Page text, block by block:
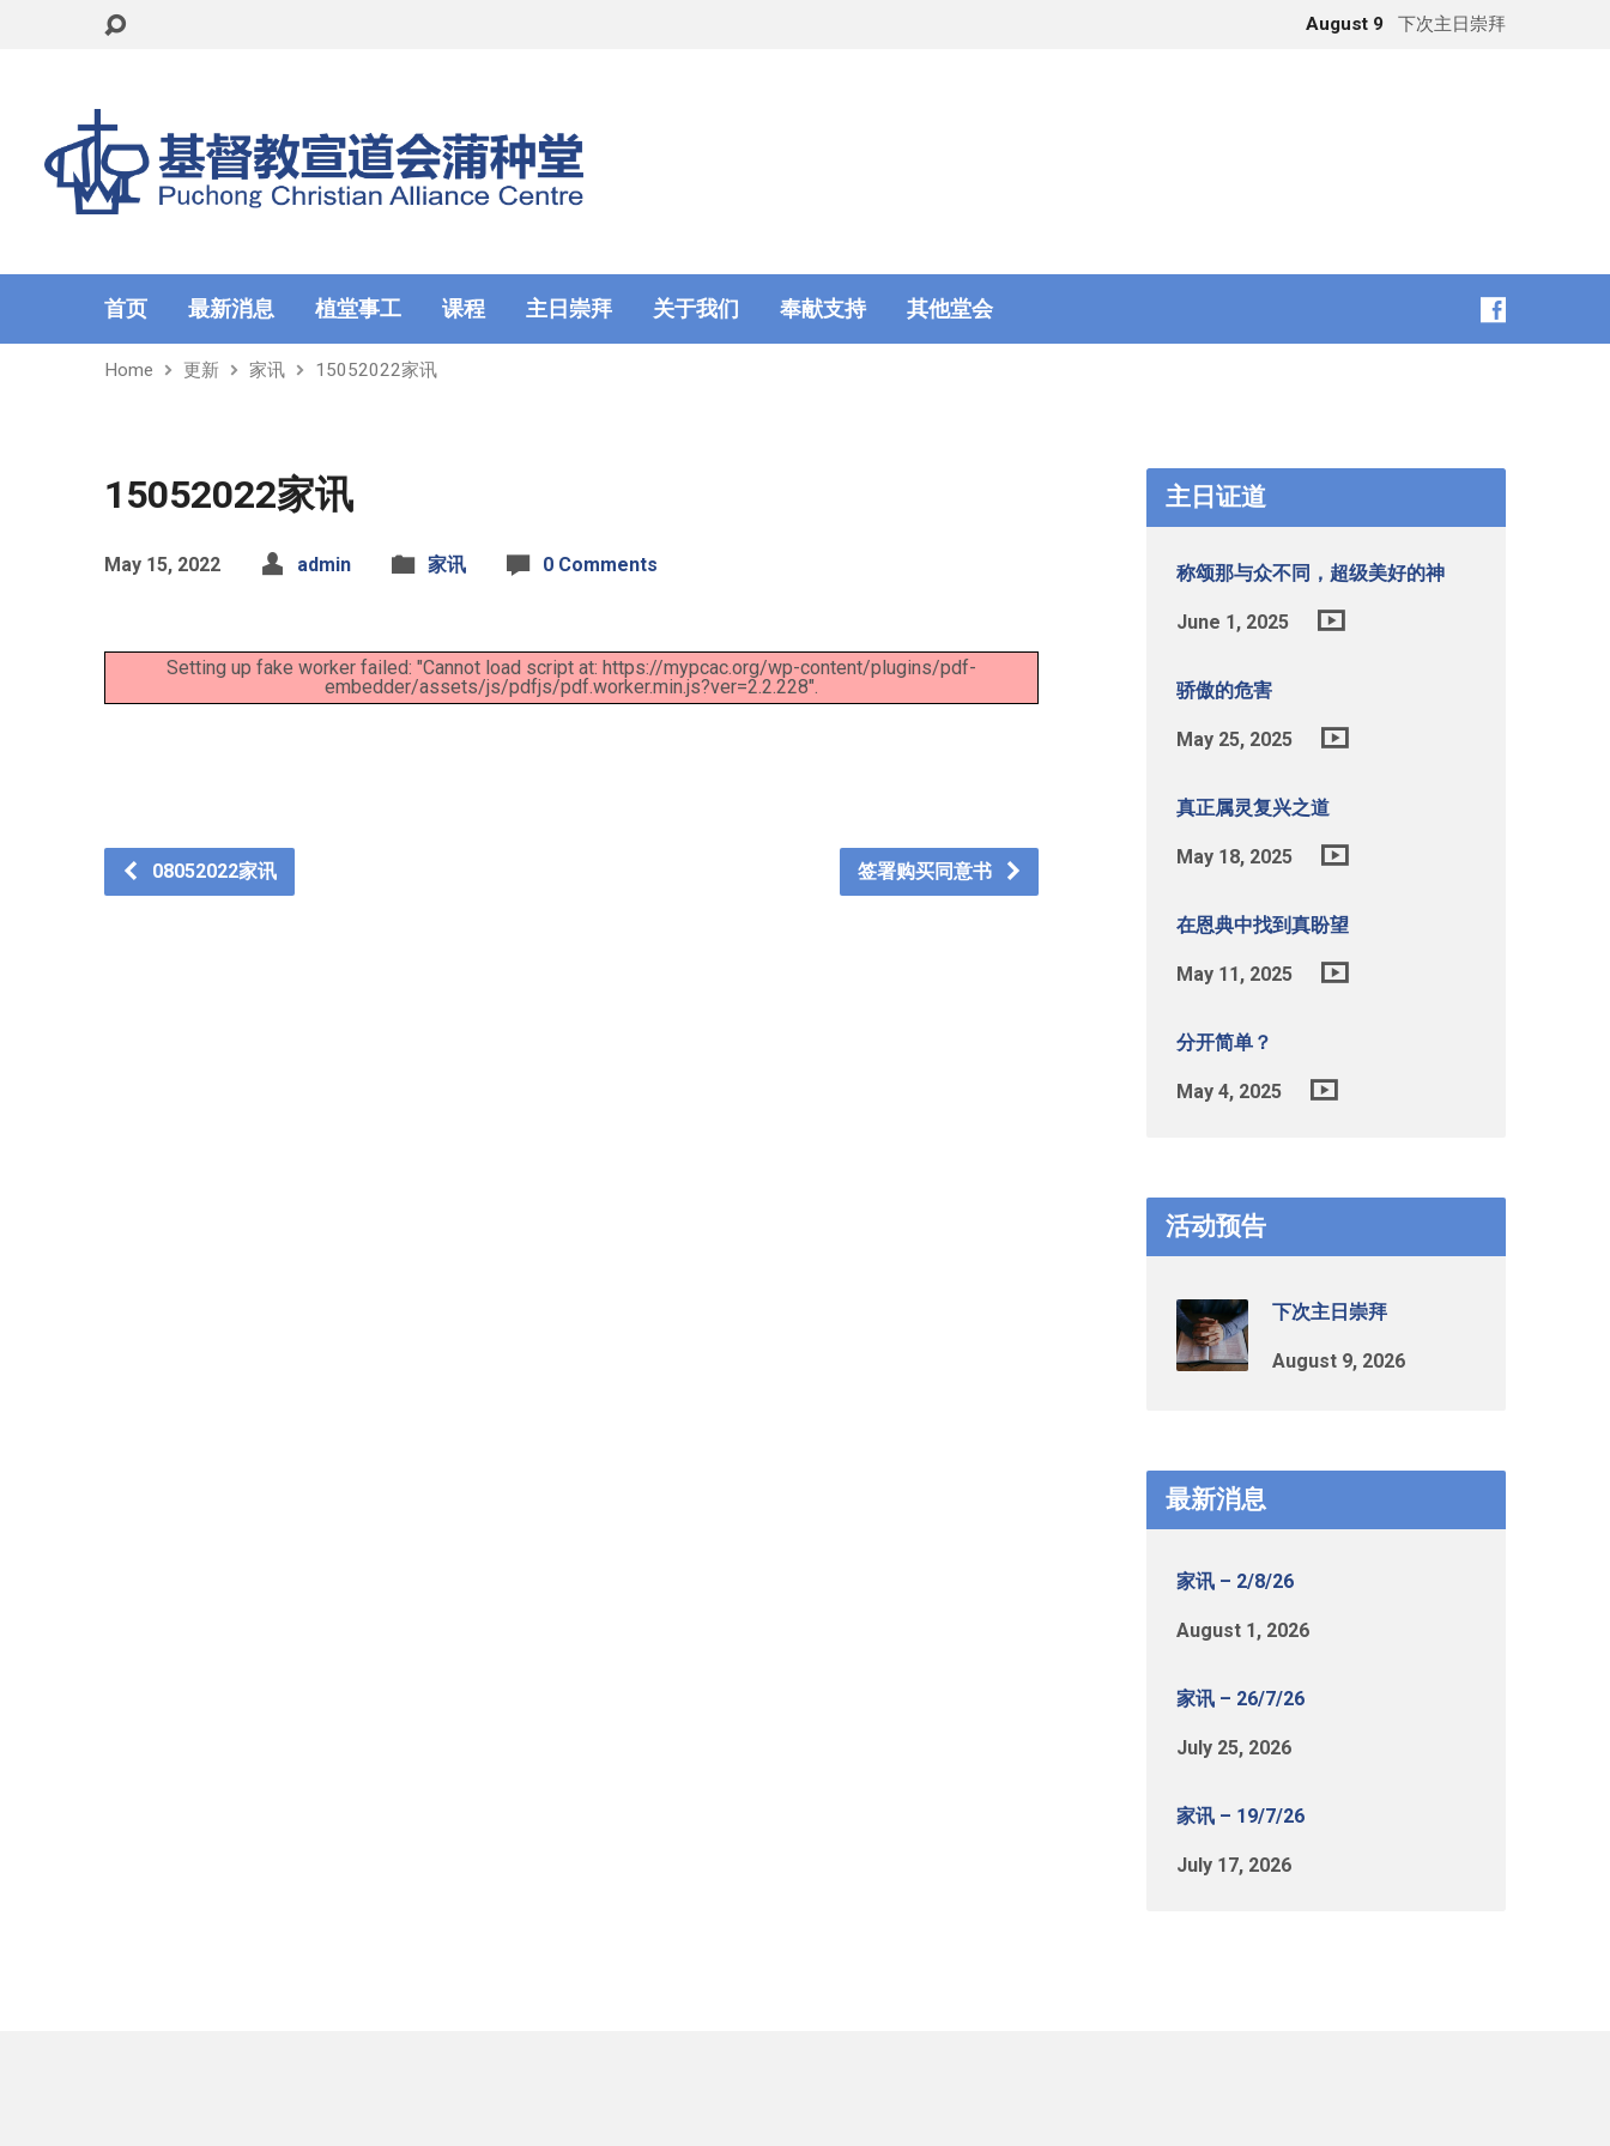
August 9 下次主日崇拜
首页 最新消息 植堂事工 课程 主日崇拜 关于我们 奉献支持 其他堂会
Home 更新 家讯 15052022家讯
15052022家讯
May 15, 2022 admin 家讯 0 Comments
Setting up fake worker failed: "Cannot load script at: https://mypcac.org/wp-content/plugins/pdf-
embedder/assets/js/pdfjs/pdf.worker.min.js?ver=2.2.228".
08052022家讯 签署购买同意书
主日证道
称颂那与众不同，超级美好的神
June 1, 2025
骄傲的危害
May 25, 2025
真正属灵复兴之道
May 18, 2025
在恩典中找到真盼望
May 11, 2025
分开简单？
May 4, 2025
活动预告
下次主日崇拜
August 9, 2026
最新消息
家讯 – 2/8/26
August 1, 2026
家讯 – 26/7/26
July 25, 2026
家讯 – 19/7/26
July 17, 2026